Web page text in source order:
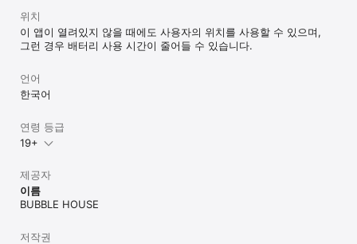
위치
이 앱이 열려있지 않을 때에도 사용자의 위치를 사용할 수 있으며,
그런 경우 배터리 사용 시간이 줄어들 수 있습니다.
언어
한국어
연령 등급
19+
제공자
이름
BUBBLE HOUSE
저작권